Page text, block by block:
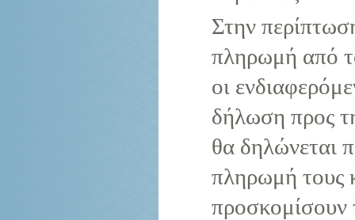
Στην
πληρωμή από
οι
δήλωση προς
θα δηλώνεται
πληρωμή τους
προσκομίσουν